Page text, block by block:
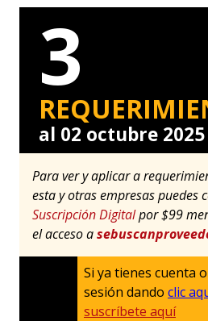
3
al 02 octubre 2025
Para ver y aplicar a
esta y otras empresas puedes
Suscripción Digitalpor $99
el acceso a
Si ya tienes cuenta
sesión dando clic
suscríbete aquí